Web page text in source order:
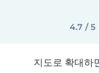
4.7 / 5
지도로 확대하